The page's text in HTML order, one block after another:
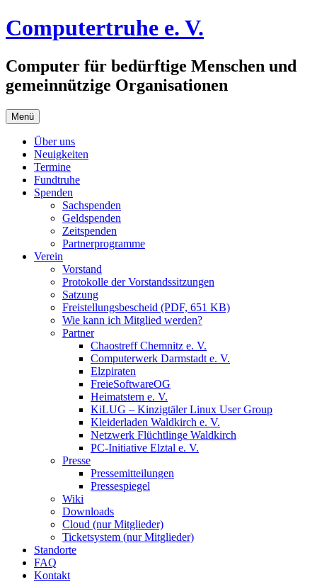
Zum
Inhalt
Computertruhe e. V.
Computer für bedürftige Menschen und
gemeinnützige Organisationen
Menü
Über uns
Neuigkeiten
Termine
Fundtruhe
Spenden
Sachspenden
Geldspenden
Zeitspenden
Partnerprogramme
Verein
Vorstand
Protokolle der Vorstandssitzungen
Satzung
Freistellungsbescheid (PDF, 651 KB)
Wie kann ich Mitglied werden?
Partner
Chaostreff Chemnitz e. V.
Computerwerk Darmstadt e. V.
Elzpiraten
FreieSoftwareOG
Heimatstern e. V.
KiLUG – Kinzigtäler Linux User Group
Kleiderladen Waldkirch e. V.
Netzwerk Flüchtlinge Waldkirch
PC-Initiative Elztal e. V.
Presse
Pressemitteilungen
Pressespiegel
Wiki
Downloads
Cloud (nur Mitglieder)
Ticketsystem (nur Mitglieder)
Standorte
FAQ
Kontakt